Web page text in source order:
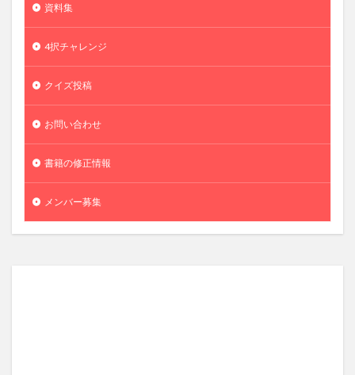
資料集
4択チャレンジ
クイズ投稿
お問い合わせ
書籍の修正情報
メンバー募集